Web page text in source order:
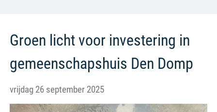
Groen licht voor investering in
gemeenschapshuis Den Domp
vrijdag 26 september 2025